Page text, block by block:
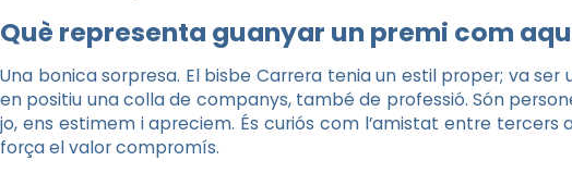
Què representa guanyar un premi com
Una bonica sorpresa. El bisbe Carrera tenia un estil proper; va
en positiu una colla de companys, també de professió. Són
jo, ens estimem i apreciem. És curiós com l’amistat entre
força el valor compromís.